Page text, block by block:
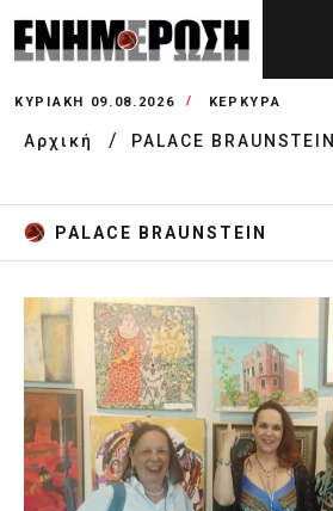
ΚΥΡΙΑΚΉ 09.08.2026 ΚΕΡΚΥΡΑ
Αρχική PALACE BRAUNSTEIN
PALACE BRAUNSTEIN